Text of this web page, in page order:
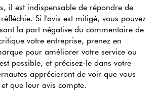
il est indispensable de répondre de
Si l'avis est mitigé, vous pouvez
la part négative du commentaire de
votre entreprise, prenez en
pour améliorer votre service ou
possible, et précisez-le dans votre
apprécieront de voir que vous
que leur avis compte.